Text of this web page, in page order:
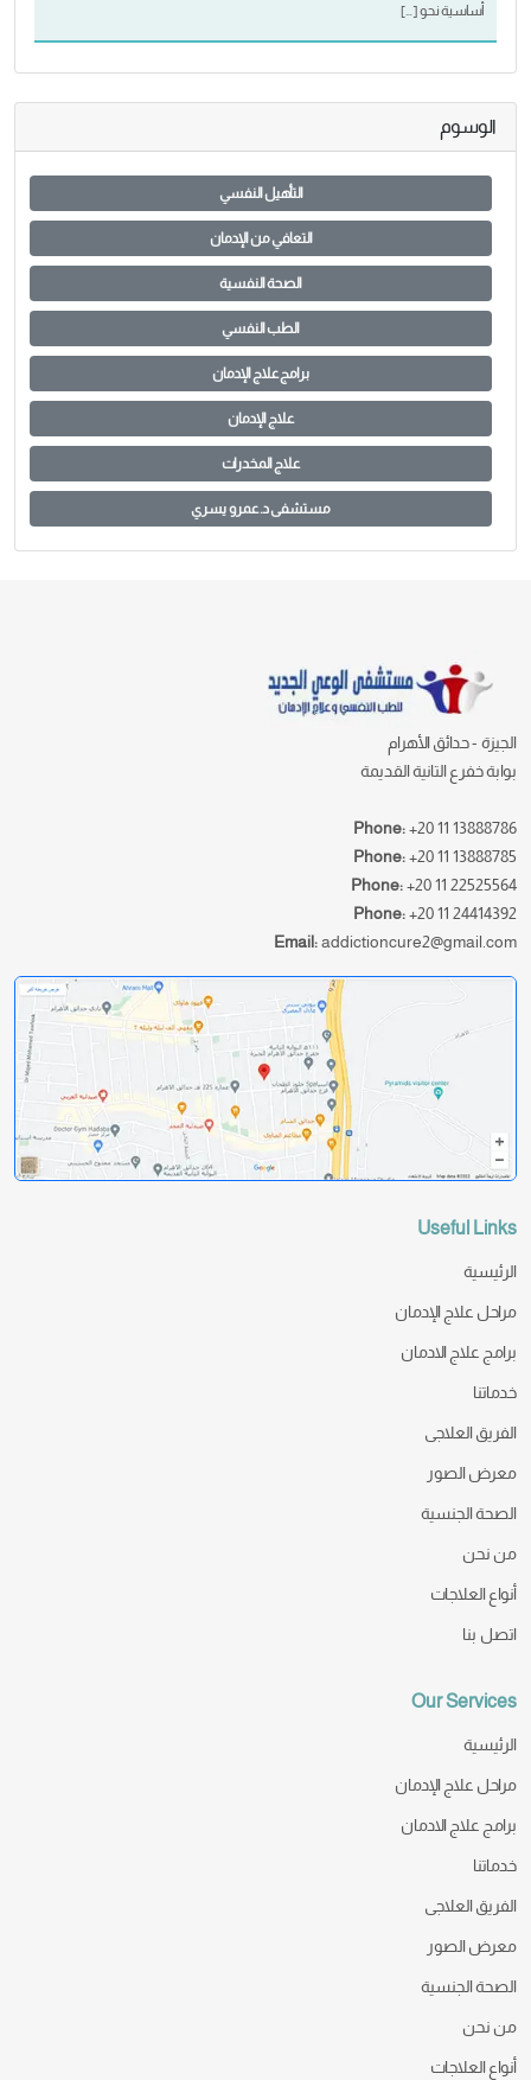
أساسية نحو […]
الوسوم
التأهيل النفسي
التعافي من الإدمان
الصحة النفسية
الطب النفسي
برامج علاج الإدمان
علاج الإدمان
علاج المخدرات
مستشفى د. عمرو يسري
الجيزة - حدائق الأهرام
بوابة خفرع التانية القديمة
Phone:+20 11 13888786
Phone:+20 11 13888785
Phone:+20 11 22525564
Phone:+20 11 24414392
Email:addictioncure2@gmail.com
Useful Links
الرئيسية
مراحل علاج الإدمان
برامج علاج الادمان
خدماتنا
الفريق العلاجى
معرض الصور
الصحة الجنسية
من نحن
أنواع العلاجات
اتصل بنا
Our Services
الرئيسية
مراحل علاج الإدمان
برامج علاج الادمان
خدماتنا
الفريق العلاجى
معرض الصور
الصحة الجنسية
من نحن
أنواع العلاجات